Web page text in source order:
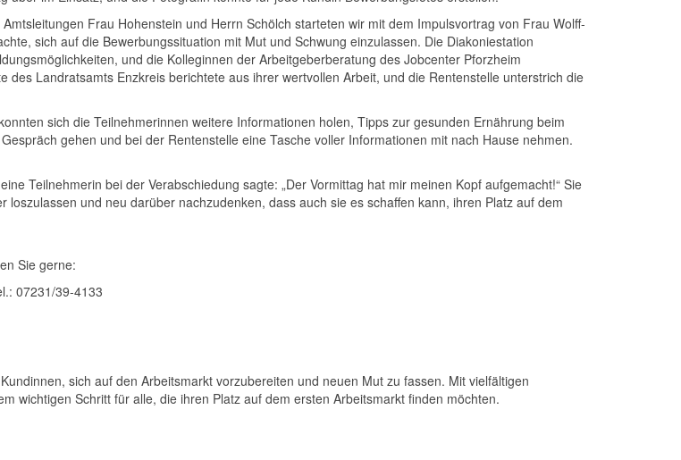
Frau Hohenstein und Herrn Schölch starteten wir mit dem Impulsvortrag von Frau Wolff-
sich auf die Bewerbungssituation mit Mut und Schwung einzulassen. Die Diakoniestation
und die Kolleginnen der Arbeitgeberberatung des Jobcenter Pforzheim
Landratsamts Enzkreis berichtete aus ihrer wertvollen Arbeit, und die Rentenstelle unterstrich die
sich die Teilnehmerinnen weitere Informationen holen, Tipps zur gesunden Ernährung beim
gehen und bei der Rentenstelle eine Tasche voller Informationen mit nach Hause nehmen.
Teilnehmerin bei der Verabschiedung sagte: „Der Vormittag hat mir meinen Kopf aufgemacht!“ Sie
und neu darüber nachzudenken, dass auch sie es schaffen kann, ihren Platz auf dem
Sie gerne:
07231/39-4133
sich auf den Arbeitsmarkt vorzubereiten und neuen Mut zu fassen. Mit vielfältigen
wichtigen Schritt für alle, die ihren Platz auf dem ersten Arbeitsmarkt finden möchten.